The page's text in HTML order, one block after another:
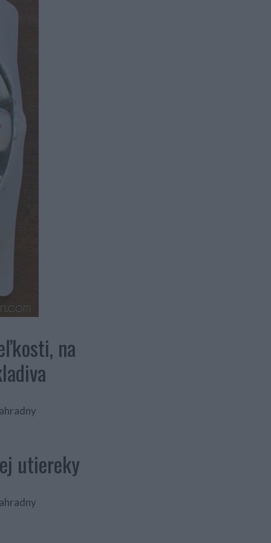
na
utiereky